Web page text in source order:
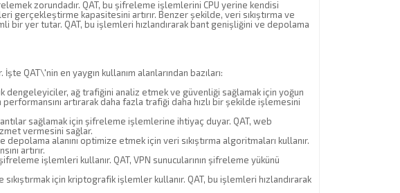
zorundadır. QAT, bu şifreleme işlemlerini CPU yerine kendisi
gerçekleştirme kapasitesini artırır. Benzer şekilde, veri sıkıştırma ve
yer tutar. QAT, bu işlemleri hızlandırarak bant genişliğini ve depolama
QAT\'nin en yaygın kullanım alanlarından bazıları:
dengeleyiciler, ağ trafiğini analiz etmek ve güvenliği sağlamak için yoğun
artırarak daha fazla trafiği daha hızlı bir şekilde işlemesini
sağlamak için şifreleme işlemlerine ihtiyaç duyar. QAT, web
vermesini sağlar.
alanını optimize etmek için veri sıkıştırma algoritmaları kullanır.
artırır.
işlemleri kullanır. QAT, VPN sunucularının şifreleme yükünü
için kriptografik işlemler kullanır. QAT, bu işlemleri hızlandırarak